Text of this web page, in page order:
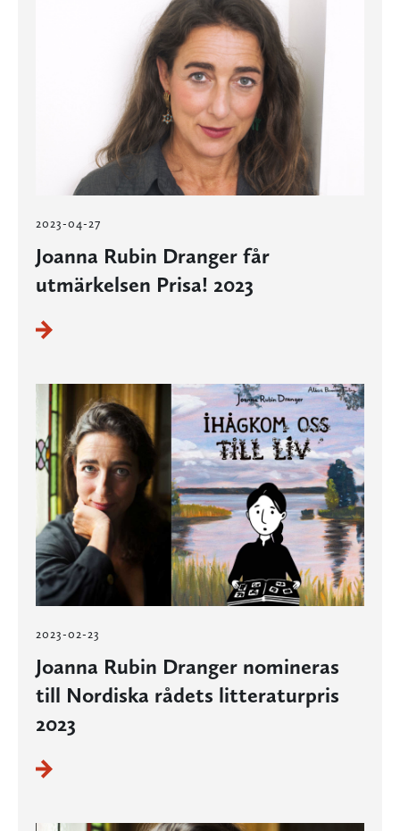
2023-04-27
Joanna Rubin Dranger får
utmärkelsen Prisa! 2023
2023-02-23
Joanna Rubin Dranger nomineras
till Nordiska rådets litteraturpris
2023